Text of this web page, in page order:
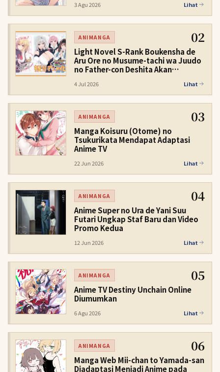
3 Agu 2026 Lihat
ANIMANGA 02
Light Novel S-Rank Boukensha de
Aru Ore no Musume-tachi wa Juudo
no Father-con Deshita Akan
4 Jul 2026 Lihat
ANIMANGA 03
Manga Koisuru (Otome) no
Tsukurikata Mendapat Adaptasi
Anime TV
22 Jun 2026 Lihat
ANIMANGA 04
Anime Super no Ura de Yani Suu
Futari Ungkap Staf Baru dan Video
Promo Kedua
12 Jun 2026 Lihat
ANIMANGA 05
Anime TV Destiny Unchain Online
Diumumkan
6 Agu 2026 Lihat
ANIMANGA 06
Manga Web Mii-chan to Yamada-san
Diadaptasi Menjadi Anime pada